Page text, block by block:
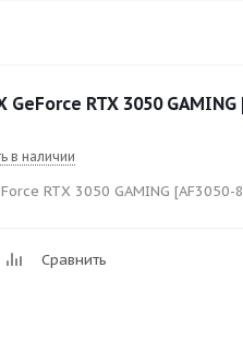
GeForce RTX 3050 GAMING
в наличии
RTX 3050 GAMING [AF3050-
Сравнить